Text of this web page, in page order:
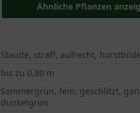
Ähnliche Pflanzen
Staude, straff, aufrecht,
bis zu 0,80 m
Sommergrün, fein, geschlitzt,
dunkelgrün